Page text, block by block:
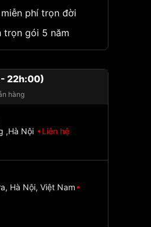
phí trọn đời
trọn gói 5 năm
22h:00)
hàng
,Hà Nội
Liên hệ
Hà Nội, Việt Nam